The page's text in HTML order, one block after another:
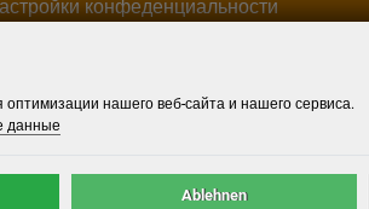
конфеденциальности
нашего веб-сайта и нашего сервиса.
данные
Ablehnen